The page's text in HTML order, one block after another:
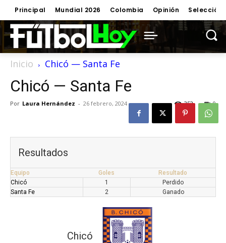
Principal Mundial 2026 Colombia Opinión Selección
Inicio Chicó — Santa Fe
Chicó — Santa Fe
Por Laura Hernández - 26 febrero, 2024 0
352
Resultados
Equipo Goles
Resultado
Chicó
1
Perdido
Santa Fe
2 Ganado
Chicó